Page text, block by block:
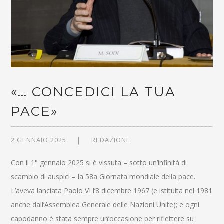
«… CONCEDICI LA TUA
PACE»
2 GENNAIO 2025 REDAZIONE
Con il 1° gennaio 2025 si è vissuta – sotto un’infinità di
scambio di auspici – la 58a Giornata mondiale della pace.
L’aveva lanciata Paolo VI l’8 dicembre 1967 (e istituita nel 1981
anche dall’Assemblea Generale delle Nazioni Unite); e ogni
capodanno è stata sempre un’occasione per riflettere su